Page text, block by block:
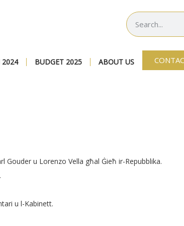
2024 BUDGET 2025 ABOUT US
u Lorenzo Vella għal Ġieħ ir-Repubblika.
u l-Kabinett.